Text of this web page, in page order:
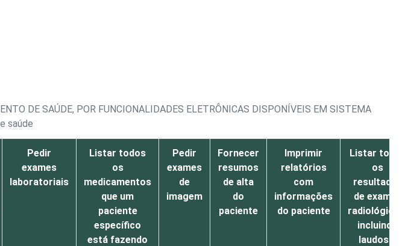
DE SAÚDE, POR FUNCIONALIDADES ELETRÔNICAS DISPONÍVEIS EM SISTEMA
saúde
Pedir
exames
laboratoriais
Listar todos
os
medicamentos
que um
paciente
específico
está fazendo
Pedir
exames
de
imagem
Fornecer
resumos
de alta
do
paciente
Imprimir
relatórios
com
informações
do paciente
Listar todos
os
resultados
de exames
radiológicos,
incluindo
laudos e